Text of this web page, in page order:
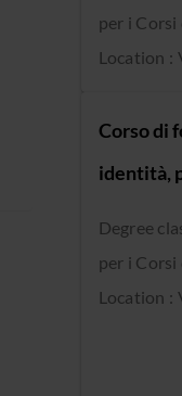
per i
Location :
Corso di
identità,
Degree
per i
Location :